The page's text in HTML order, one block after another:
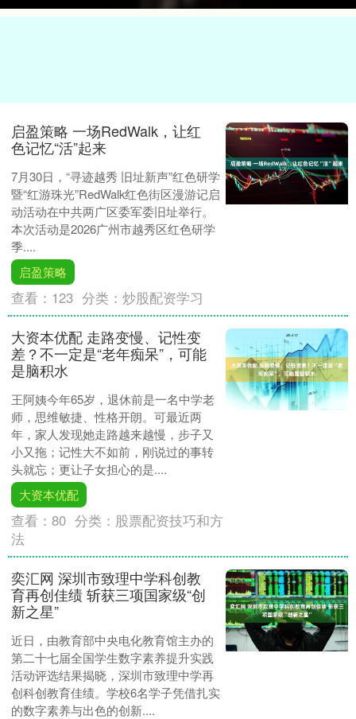
启盈策略 一场RedWalk，让红
色记忆“活”起来
7月30日，“寻迹越秀 旧址新声”红色研学
暨“红游珠光”RedWalk红色街区漫游记启
动活动在中共两广区委军委旧址举行。
本次活动是2026广州市越秀区红色研学
季....
启盈策略
查看： 123 分类：炒股配资学习
大资本优配 走路变慢、记性变
差？不一定是“老年痴呆”，可能
是脑积水
王阿姨今年65岁，退休前是一名中学老
师，思维敏捷、性格开朗。可最近两
年，家人发现她走路越来越慢，步子又
小又拖；记性大不如前，刚说过的事转
头就忘；更让子女担心的是....
大资本优配
查看：80 分类： 股票配资技巧和方
法
奕汇网 深圳市致理中学科创教
育再创佳绩 斩获三项国家级“创
新之星”
近日，由教育部中央电化教育馆主办的
第二十七届全国学生数字素养提升实践
活动评选结果揭晓，深圳市致理中学再
创科创教育佳绩。学校6名学子凭借扎实
的数字素养与出色的创新....